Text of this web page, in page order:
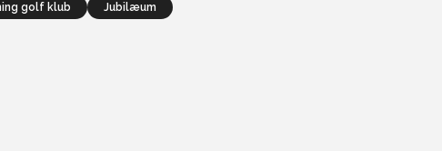
golf klub jubilæum